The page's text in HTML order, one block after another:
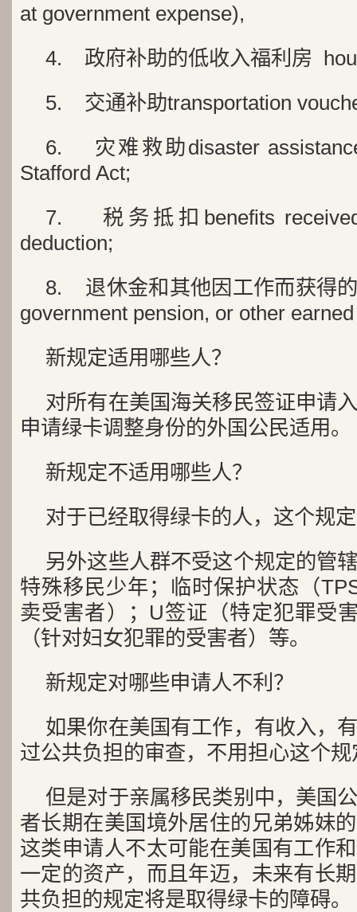
at government expense),
4. 政府补助的低收入福利房
5. 交通补助transportation
6. 灾难救助disaster
Stafford Act;
7. 税务抵扣benefits
deduction;
8. 退休金和其他因工作而获得
government pension, or other
新规定适用哪些人？
对所有在美国海关移民签证申请
申请绿卡调整身份的外国公民适用。
新规定不适用哪些人？
对于已经取得绿卡的人，这个规
另外这些人群不受这个规定的管
特殊移民少年；临时保护状态（
卖受害者）；U签证（特定犯罪受
（针对妇女犯罪的受害者）等。
新规定对哪些申请人不利？
如果你在美国有工作，有收入，
过公共负担的审查，不用担心这个
但是对于亲属移民类别中，美国
者长期在美国境外居住的兄弟姊妹
这类申请人不太可能在美国有工作
一定的资产，而且年迈，未来有长
共负担的规定将是取得绿卡的障碍。